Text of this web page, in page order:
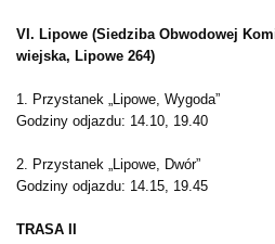
VI. Lipowe (Siedziba Obwodowej
wiejska, Lipowe 264)
1. Przystanek „Lipowe, Wygoda”
Godziny odjazdu: 14.10, 19.40
2. Przystanek „Lipowe, Dwór”
Godziny odjazdu: 14.15, 19.45
TRASA II